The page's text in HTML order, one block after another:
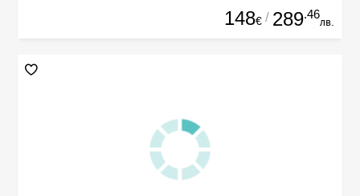
148€ / 289.46
лв.